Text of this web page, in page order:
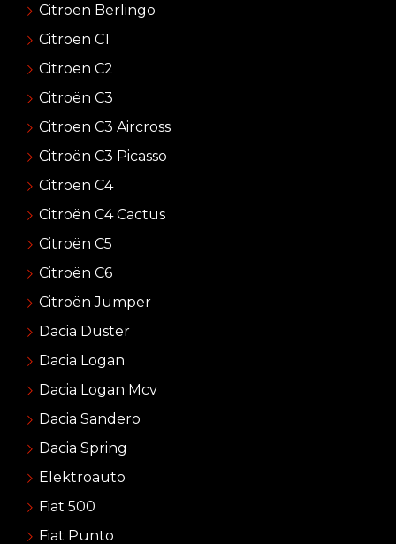
Citroen Berlingo
Citroën C1
Citroen C2
Citroën C3
Citroen C3 Aircross
Citroën C3 Picasso
Citroën C4
Citroën C4 Cactus
Citroën C5
Citroën C6
Citroën Jumper
Dacia Duster
Dacia Logan
Dacia Logan Mcv
Dacia Sandero
Dacia Spring
Elektroauto
Fiat 500
Fiat Punto